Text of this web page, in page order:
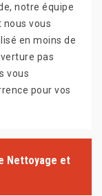
notre équipe
vous
en moins de
pas
vous
pour vos
Nettoyage et